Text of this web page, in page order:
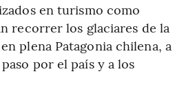
en turismo como
recorrer los glaciares de la
plena Patagonia chilena, a
por el país y a los